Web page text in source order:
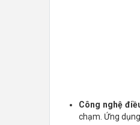
Công nghệ
chạm. Ứng